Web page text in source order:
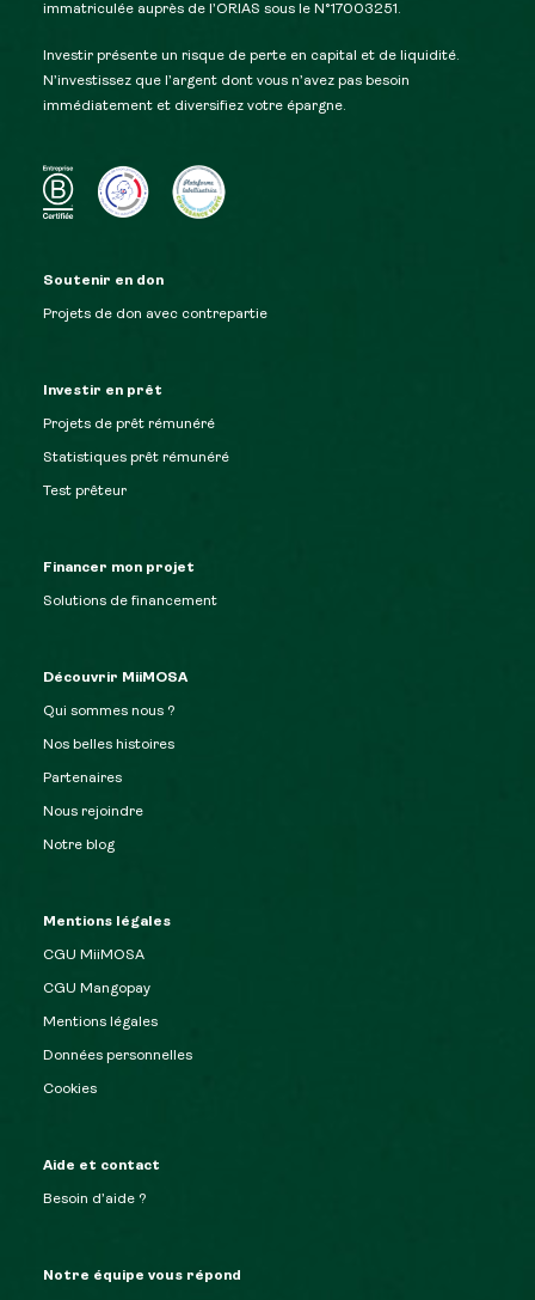
immatriculée auprès de l’ORIAS sous le N°17003251.
Investir présente un risque de perte en capital et de liquidité.
N’investissez que l’argent dont vous n’avez pas besoin
immédiatement et diversifiez votre épargne.
Soutenir en don
Projets de don avec contrepartie
Investir en prêt
Projets de prêt rémunéré
Statistiques prêt rémunéré
Test prêteur
Financer mon projet
Solutions de financement
Découvrir MiiMOSA
Qui sommes nous ?
Nos belles histoires
Partenaires
Nous rejoindre
Notre blog
Mentions légales
CGU MiiMOSA
CGU Mangopay
Mentions légales
Données personnelles
Cookies
Aide et contact
Besoin d’aide ?
Notre équipe vous répond